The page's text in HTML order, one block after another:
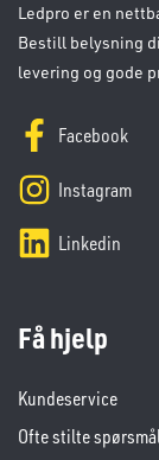
Ledpro er en
Bestill belysning
levering og gode
Facebook
Instagram
Linkedin
Få hjelp
Kundeservice
Ofte stilte spørsmål